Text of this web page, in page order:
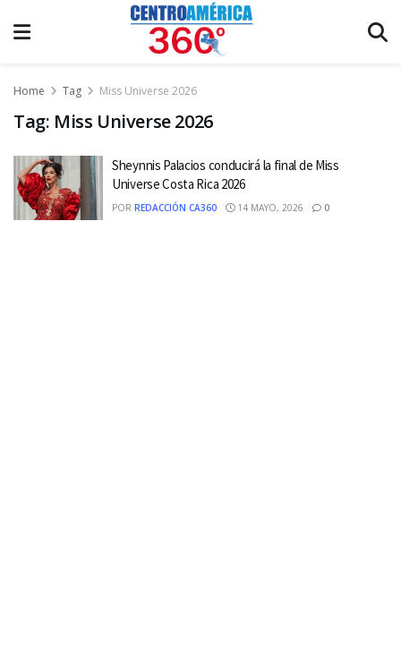
Home Tag Miss Universe 2026
Tag: Miss Universe 2026
Sheynnis Palacios conducirá la final de Miss
Universe Costa Rica 2026
POR REDACCIÓN CA360 14 MAYO, 2026 0